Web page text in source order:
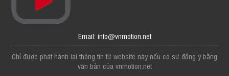
Email: info@vnmotion.net
Chỉ được phát hành lại thông tin từ website này nếu có sự đồng ý bằng
văn bản của vnmotion.net